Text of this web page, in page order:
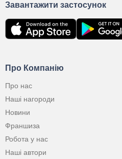
Про Компанію
Про нас
Наші нагороди
Новини
Франшиза
Робота у нас
Наші автори
Завантажити застосунок